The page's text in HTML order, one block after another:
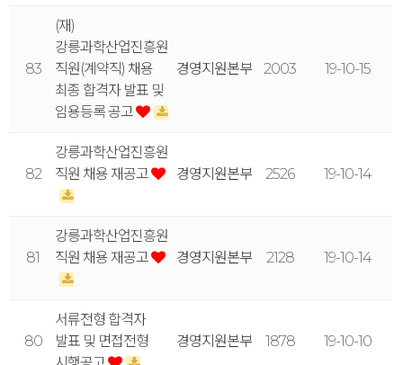
83
(재)
강릉과학산업진흥원
직원(계약직) 채용
최종 합격자 발표 및
임용등록 공고
경영지원본부 2003 19-10-15
82
강릉과학산업진흥원
직원 채용 재공고
경영지원본부 2526 19-10-14
81
강릉과학산업진흥원
직원 채용 재공고
경영지원본부 2128 19-10-14
80
서류전형 합격자
발표 및 면접전형
경영지원본부 1878 19-10-10